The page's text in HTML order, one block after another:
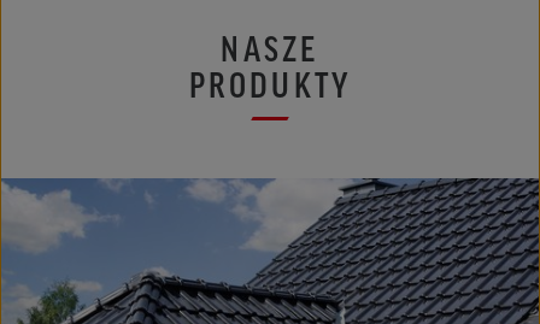
NASZE
PRODUKTY